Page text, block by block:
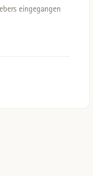
eingegangen